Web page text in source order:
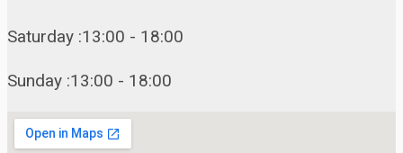
Saturday :13:00 - 18:00
Sunday :13:00 - 18:00